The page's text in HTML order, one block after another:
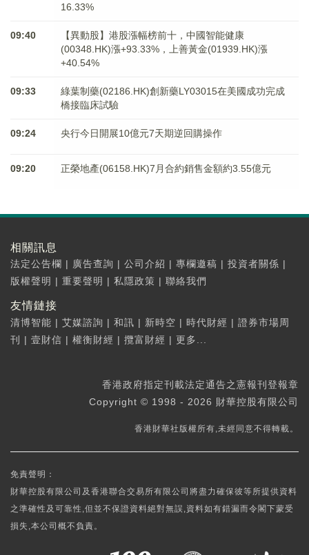
16.33%
09:40
【異動股】港股漲幅榜前十，中國智能健康
(00348.HK)漲+93.33%，上善黃金(01939.HK)漲
+40.54%
09:33
綠葉制藥(02186.HK)創新藥LY03015在美國成功完成
橋接臨床試驗
09:24 央行今日開展10億元7天期逆回購操作
09:20 正榮地產(06158.HK)7月合約銷售金額約3.55億元
相關訊息
法定公告欄 | 廣告查詢 | 公司介紹 | 專欄邀稿 | 投資者關係 |
版權聲明 | 重要聲明 | 私隱政策 | 聯絡我們
友情鏈接
清博智能 | 艾媒諮詢 | 和訊 | 新時空 | 時代財經 | 證券市場周
刊 | 壹財信 | 權衡財經 | 攬富財經 | 更多...
香港政府指定刊載法定通告之憲報刊登報章
Copyright © 1998 - 2026 財華控股有限公司
香港財華社版權所有,未經同意不得轉載。
免責聲明：
財華控股有限公司及香港聯合交易所有限公司將盡力確保彼等所提供資料
之準確性及可靠性,但並不保證資料絕對無誤,資料如有錯漏而令閣下蒙受
損失,本公司概不負責。